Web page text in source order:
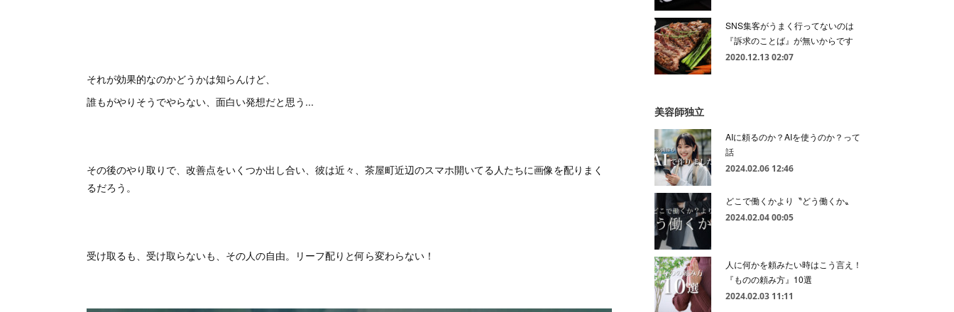
それが効果的なのかどうかは知らんけど、
誰もがやりそうでやらない、面白い発想だと思う...
その後のやり取りで、改善点をいくつか出し合い、彼は近々、茶屋町近辺のスマホ開いてる人たちに画像を配りまく
るだろう。
受け取るも、受け取らないも、その人の自由。リーフ配りと何ら変わらない！
SNS集客がうまく行ってないのは
『訴求のことば』が無いからです
2020.12.13 02:07
美容師独立
AIに頼るのか？AIを使うのか？って
話
2024.02.06 12:46
どこで働くかより〝どう働くか〟
2024.02.04 00:05
人に何かを頼みたい時はこう言え！
『ものの頼み方』10選
2024.02.03 11:11